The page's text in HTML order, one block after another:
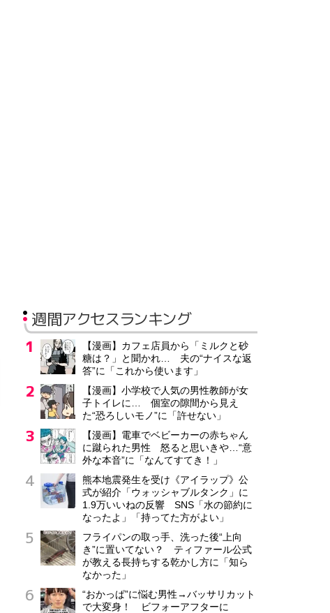
週間アクセスランキング
【漫画】カフェ店員から「ミルクと砂
糖は？」と聞かれ… 夫の“ナイスな返
答”に「これから使います」
【漫画】小学校で人気の男性教師が女
子トイレに… 個室の隙間から見え
た“恐ろしいモノ”に「許せない」
【漫画】電車でベビーカーの赤ちゃん
に蹴られた男性 怒ると思いきや…“意
外な本音”に「なんてすてき！」
熊本地震発生を受け《アイラップ》公
式が紹介「ウォッシャブルタンク」に
1.9万いいねの反響 SNS「水の節約に
なったよ」「持ってた方がよい」
フライパンの取っ手、洗った後“上向
き”に置いてない？ ティファール公式
が教える長持ちする乾かし方に「知ら
なかった」
“おかっぱ”に悩む男性→バッサリカット
で大変身！ ビフォーアフターに